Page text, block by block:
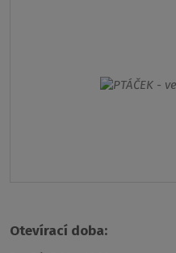
Otevírací doba: